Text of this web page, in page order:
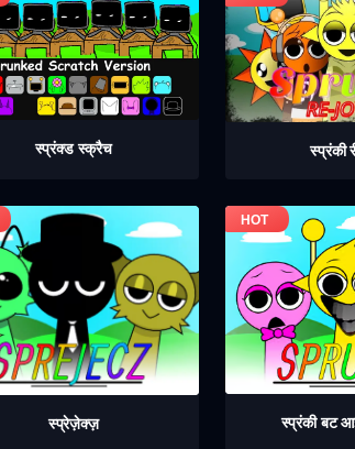
स्प्रंक्ड स्क्रैच स्प्रंकी
स्प्रेज़ेक्ज़ स्प्रंकी बट